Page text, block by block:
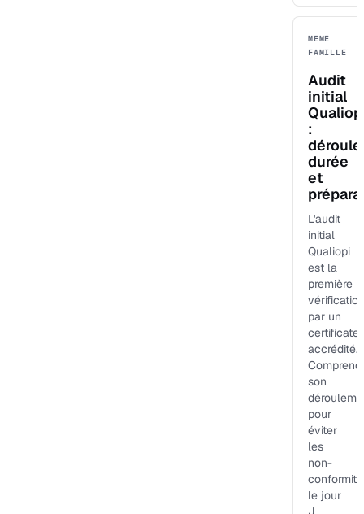
MEME
FAMILLE
Audit
initial
:
durée
et
L'audit
initial
Qualiopi
est la
première
vérification
par un
accrédité.
son
pour
éviter
les
non-
le jour